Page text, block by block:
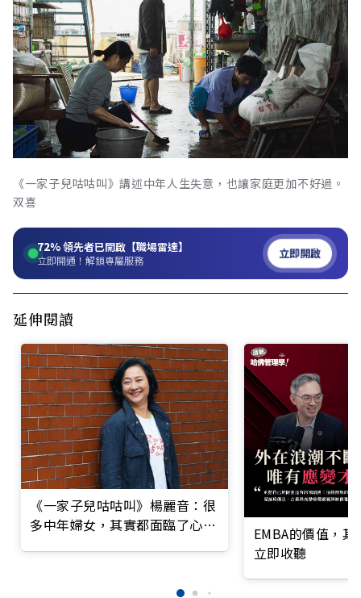
《一家子兒咕咕叫》講述中年人生失意，也讓家庭更加不好過。
双喜
72%領先者已開啟【職場雷達】
立即開通！解鎖專屬服務 立即開啟
延伸閱讀
《一家子兒咕咕叫》楊麗音：很
多中年婦女，其實都面臨了心靈
EMBA的價值，
立即收聽